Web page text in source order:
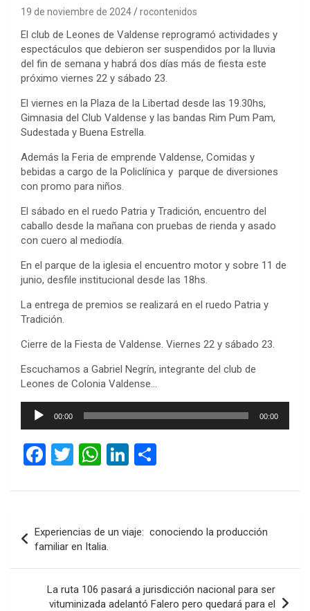
19 de noviembre de 2024 rocontenidos
El club de Leones de Valdense reprogramó actividades y
espectáculos que debieron ser suspendidos por la lluvia
del fin de semana y habrá dos días más de fiesta este
próximo viernes 22 y sábado 23.
El viernes en la Plaza de la Libertad desde las 19.30hs,
Gimnasia del Club Valdense y las bandas Rim Pum Pam,
Sudestada y Buena Estrella.
Además la Feria de emprende Valdense, Comidas y
bebidas a cargo de la Policlínica y parque de diversiones
con promo para niños.
El sábado en el ruedo Patria y Tradición, encuentro del
caballo desde la mañana con pruebas de rienda y asado
con cuero al mediodía.
En el parque de la iglesia el encuentro motor y sobre 11 de
junio, desfile institucional desde las 18hs.
La entrega de premios se realizará en el ruedo Patria y
Tradición.
Cierre de la Fiesta de Valdense. Viernes 22 y sábado 23.
Escuchamos a Gabriel Negrín, integrante del club de
Leones de Colonia Valdense…
Reproductor
00:00 00:00
F
ce
o
o
k
T
tt
W
at
A
p
p
Li
ke
n
m
ar
tir
de
entradas
Experiencias de un viaje: conociendo la producción
familiar en Italia.
La ruta 106 pasará a jurisdicción nacional para ser
vituminizada adelantó Falero pero quedará para el